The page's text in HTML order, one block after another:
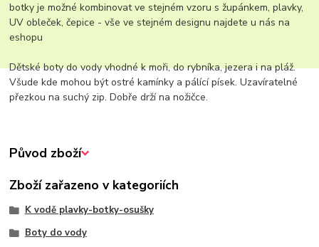
botky je možné kombinovat ve stejném vzoru s župánkem, plavky,
UV obleček, čepice - vše ve stejném designu najdete u nás na
eshopu
Dětské boty do vody vhodné k moři, do rybníka, jezera i na pláž.
Všude kde mohou být ostré kamínky a pálící písek. Uzavíratelné
přezkou na suchý zip. Dobře drží na nožičce.
Původ zboží
Zboží zařazeno v kategoriích
K vodě plavky-botky-osušky
Boty do vody